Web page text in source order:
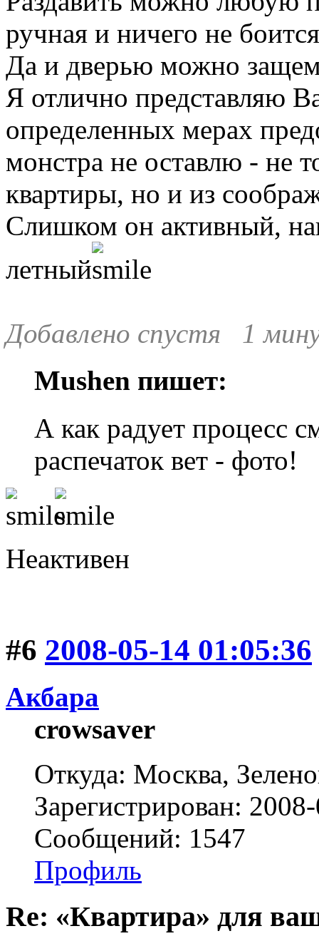
ручная и ничего не
Да и дверью можно
Я отлично представляю
определенных мерах
монстра не оставлю - не
квартиры, но и из
Слишком он активный,
летный
Добавлено спустя 1
Mushen пишет:
А как радует процесс
распечаток вет - фото!
Неактивен
#6 2008-05-14 01:05:36
Акбара
crowsaver
Откуда: Москва,
Зарегистрирован:
Сообщений: 1547
Профиль
Re: «Квартира» для